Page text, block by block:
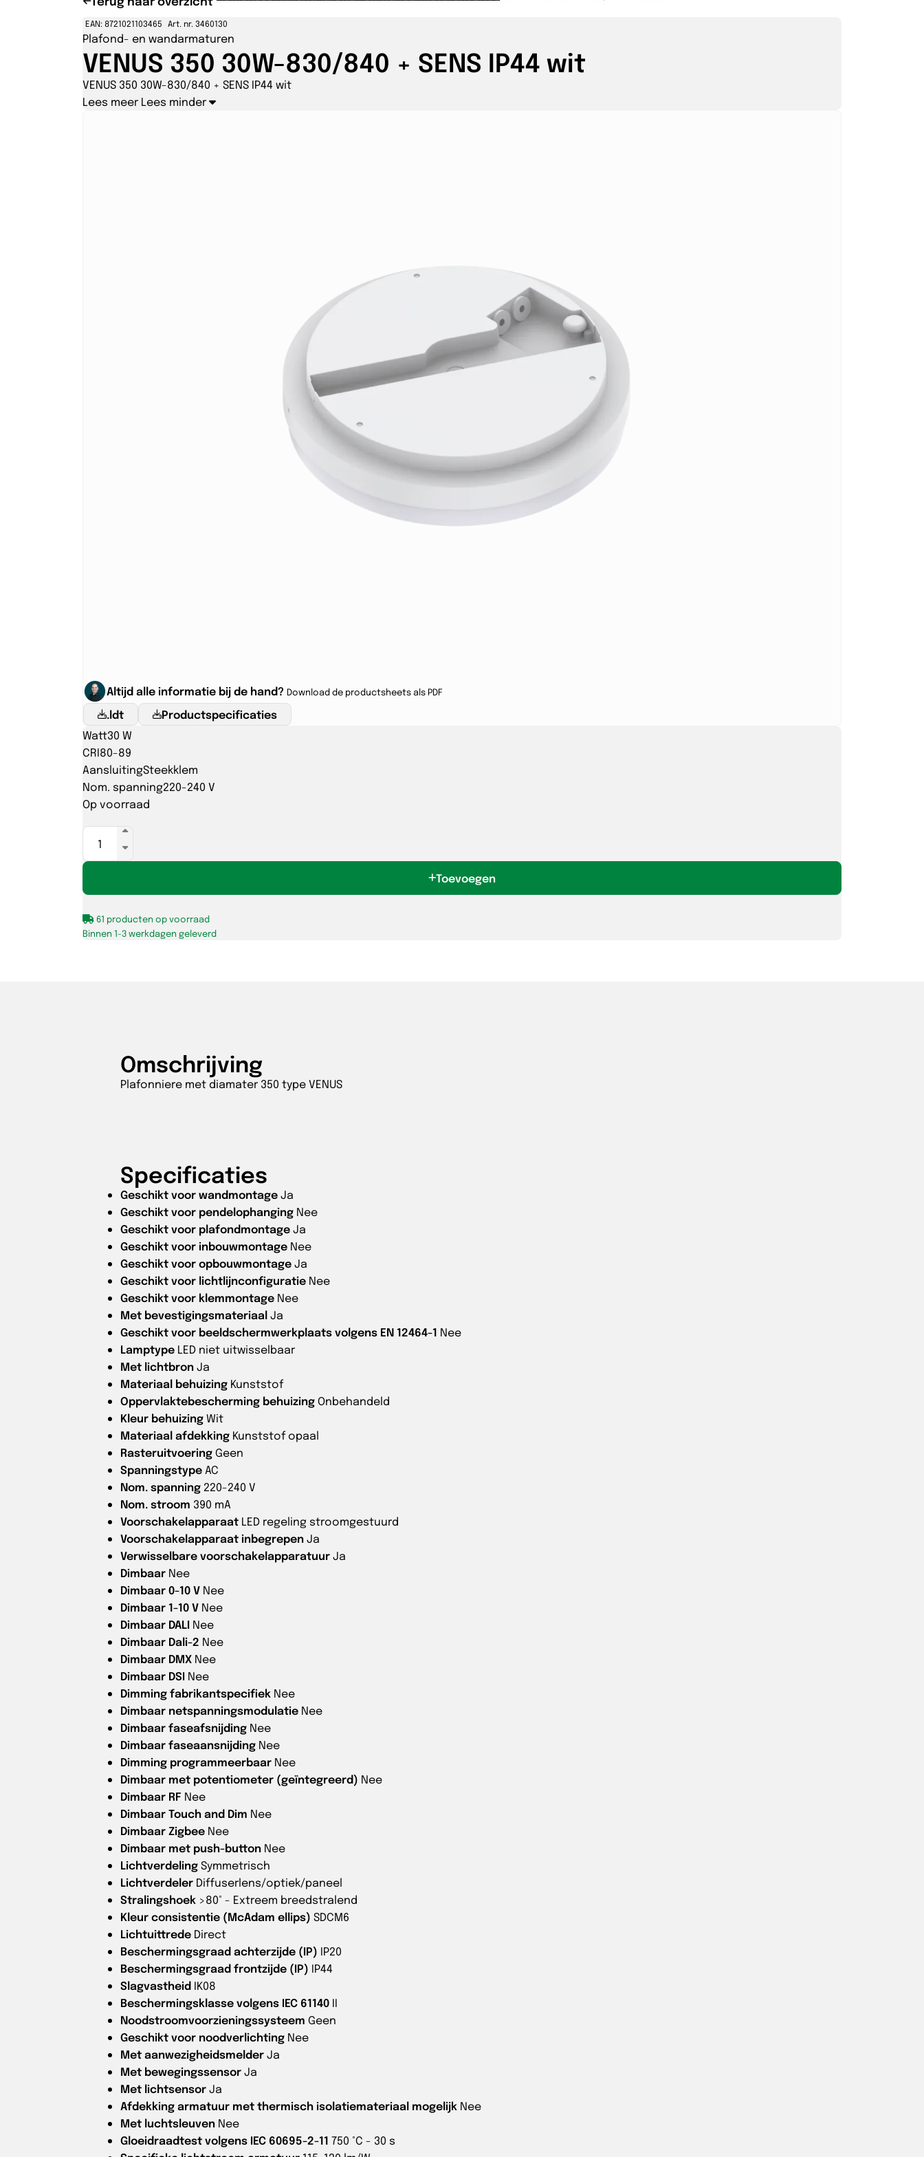
EAN: 8721021103465 Art. nr. 3460130
Plafond- en wandarmaturen
VENUS 350 30W-830/840 + SENS IP44 wit
VENUS 350 30W-830/840 + SENS IP44 wit
Lees meer Lees minder
Altijd alle informatie bij de hand? Download de productsheets als PDF
.ldt Productspecificaties
Watt30 W
CRI80-89
AansluitingSteekklem
Nom. spanning220-240 V
Op voorraad
350
30W-
SENS
IP44
Toevoegen
61 producten op voorraad
Binnen 1-3 werkdagen geleverd
Omschrijving
Plafonniere met diamater 350 type VENUS
Specificaties
Geschikt voor wandmontageJa
Geschikt voor pendelophanging Nee
Geschikt voor plafondmontageJa
Geschikt voor inbouwmontage Nee
Geschikt voor opbouwmontageJa
Geschikt voor lichtlijnconfiguratie Nee
Geschikt voor klemmontage Nee
Met bevestigingsmateriaalJa
Geschikt voor beeldschermwerkplaats volgens EN 12464-1 Nee
Lamptype LED niet uitwisselbaar
Met lichtbronJa
Materiaal behuizing Kunststof
Oppervlaktebescherming behuizingOnbehandeld
Kleur behuizingWit
Materiaal afdekking Kunststof opaal
RasteruitvoeringGeen
Spanningstype AC
Nom. spanning 220-240 V
Nom. stroom 390 mA
Voorschakelapparaat LED regeling stroomgestuurd
Voorschakelapparaat inbegrepenJa
Verwisselbare voorschakelapparatuurJa
Dimbaar Nee
Dimbaar 0-10 V Nee
Dimbaar 1-10 V Nee
Dimbaar DALI Nee
Dimbaar Dali-2 Nee
Dimbaar DMX Nee
Dimbaar DSI Nee
Dimming fabrikantspecifiek Nee
Dimbaar netspanningsmodulatie Nee
Dimbaar faseafsnijding Nee
Dimbaar faseaansnijding Nee
Dimming programmeerbaar Nee
Dimbaar met potentiometer (geïntegreerd) Nee
Dimbaar RF Nee
Dimbaar Touch and Dim Nee
Dimbaar Zigbee Nee
Dimbaar met push-button Nee
LichtverdelingSymmetrisch
Lichtverdeler Diffuserlens/optiek/paneel
Stralingshoek >80° - Extreem breedstralend
Kleur consistentie (McAdam ellips) SDCM6
Lichtuittrede Direct
Beschermingsgraad achterzijde (IP) IP20
Beschermingsgraad frontzijde (IP) IP44
Slagvastheid IK08
Beschermingsklasse volgens IEC 61140 II
Noodstroomvoorzieningssysteem Geen
Geschikt voor noodverlichting Nee
Met aanwezigheidsmelderJa
Met bewegingssensorJa
Met lichtsensorJa
Afdekking armatuur met thermisch isolatiemateriaal mogelijk Nee
Met luchtsleuven Nee
Gloeidraadtest volgens IEC 60695-2-11 750 °C - 30 s